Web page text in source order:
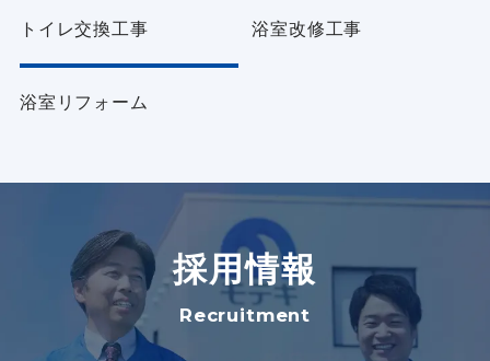
トイレ交換工事 浴室改修工事
浴室リフォーム
採用情報
Recruitment